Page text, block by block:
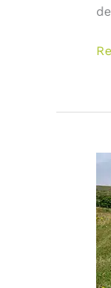
de
en
en
la